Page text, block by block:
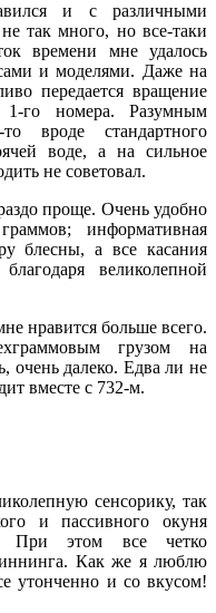
и с различными
так много, но все-таки
времени мне удалось
и моделями. Даже на
передается вращение
1-го номера. Разумным
вроде стандартного
воде, а на сильное
не советовал.
проще. Очень удобно
информативная
блесны, а все касания
великолепной
нравится больше всего.
грузом на
очень далеко. Едва ли не
вместе с 732-м.
сенсорику, так
и пассивного окуня
При этом все четко
Как же я люблю
утонченно и со вкусом!